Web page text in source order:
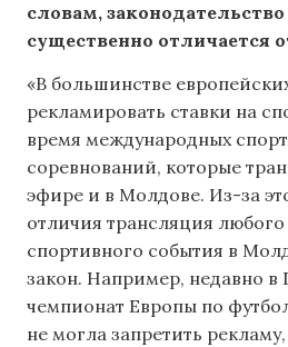
словам,
существенно отличается
«В большинстве
рекламировать ставки на
время международных
соревнований, которые
эфире и в Молдове. Из-за
отличия трансляция
спортивного события в
закон. Например, недавно
чемпионат Европы по
не могла запретить